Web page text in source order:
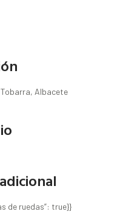
Albacete
de ruedas”: true}}